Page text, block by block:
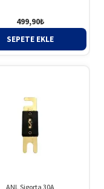
499,90₺
SEPETE EKLE
ANL Sigorta 30A